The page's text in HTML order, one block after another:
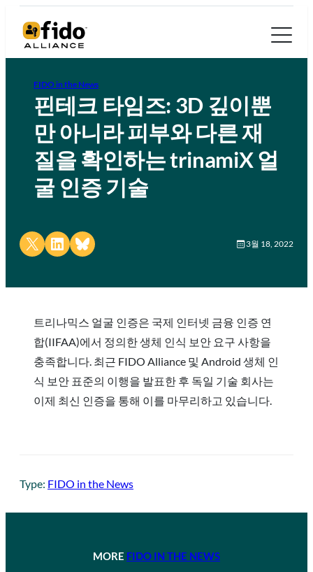
FIDO in the News
핀테크 타임즈: 3D 깊이뿐
만 아니라 피부와 다른 재
질을 확인하는 trinamiX 얼
굴 인증 기술
Share on X Share on LinkedIn
Share on Bluesky 3월 18, 2022
트리나믹스 얼굴 인증은 국제 인터넷 금융 인증 연
합(IIFAA)에서 정의한 생체 인식 보안 요구 사항을
충족합니다. 최근 FIDO Alliance 및 Android 생체 인
식 보안 표준의 이행을 발표한 후 독일 기술 회사는
이제 최신 인증을 통해 이를 마무리하고 있습니다.
Type: FIDO in the News
MORE FIDO IN THE NEWS